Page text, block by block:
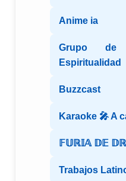
Anime ia
Grupo de
Espiritualidad
Buzzcast
Karaoke 🎤 A
𝔽𝕌ℝ𝕀𝔸 𝔻𝔼
Trabajos